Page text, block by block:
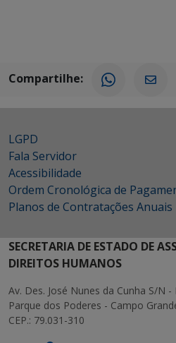
Compartilhe:
LGPD
Fala Servidor
Acessibilidade
Ordem Cronológica de
Planos de Contratações Anuais
SECRETARIA DE ESTADO DE
DIREITOS HUMANOS
Av. Des. José Nunes da Cunha S/N -
Parque dos Poderes - Campo
CEP.: 79.031-310